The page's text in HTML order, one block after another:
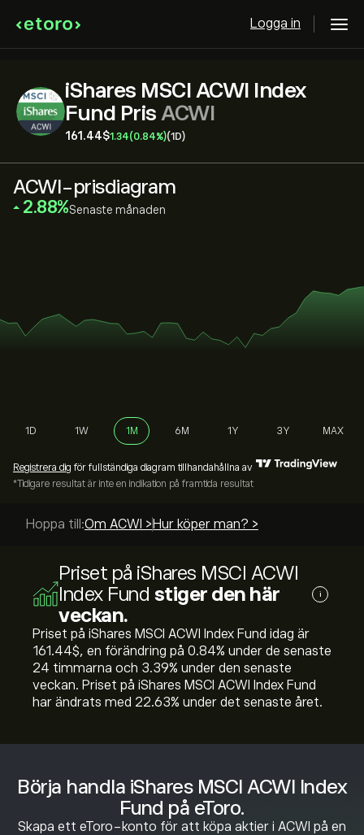
Logga in
iShares MSCI ACWI Index
Fund Pris ACWI
161.44‎$‎1.34(0.84%)(1D)
Börja handla iShares MSCI ACWI Index
Fund på eToro.
Skapa ett eToro-konto för att köpa aktier i ACWI på en
ACWI-prisdiagram
‎2.88‎ Senaste månaden
1D 1W 1M 6M 1Y 3Y MAX
Registrera dig för fullständiga diagram tillhandahållna av
*Tidigare resultat är inte en indikation på framtida resultat
Hoppa till:Om ACWI > Hur köper man? >
Priset på iShares MSCI ACWI
Index Fund stiger den här
veckan.
i
Priset på iShares MSCI ACWI Index Fund idag är
161.44‎$‎, en förändring på ‎0.84‎% under de senaste
24 timmarna och ‎3.39‎% under den senaste
veckan. Priset på iShares MSCI ACWI Index Fund
har ändrats med ‎22.63‎% under det senaste året.